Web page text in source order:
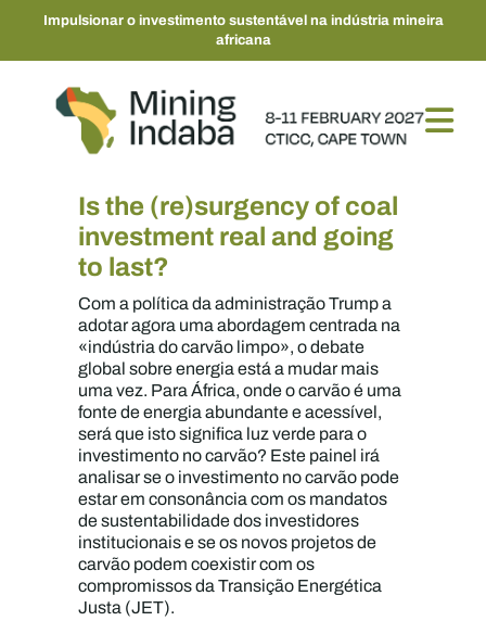
Impulsionar o investimento sustentável na indústria mineira
africana
Is the (re)surgency of coal
investment real and going
to last?
Com a política da administração Trump a
adotar agora uma abordagem centrada na
«indústria do carvão limpo», o debate
global sobre energia está a mudar mais
uma vez. Para África, onde o carvão é uma
fonte de energia abundante e acessível,
será que isto significa luz verde para o
investimento no carvão? Este painel irá
analisar se o investimento no carvão pode
estar em consonância com os mandatos
de sustentabilidade dos investidores
institucionais e se os novos projetos de
carvão podem coexistir com os
compromissos da Transição Energética
Justa (JET).